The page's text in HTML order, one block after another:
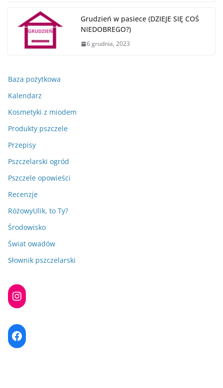
Grudzień w pasiece (DZIEJE SIĘ COŚ
NIEDOBREGO?)
6 grudnia, 2023
Baza pożytkowa
Kalendarz
Kosmetyki z miodem
Produkty pszczele
Przepisy
Pszczelarski ogród
Pszczele opowieści
Recenzje
RóżowyUlik, to Ty?
Środowisko
Świat owadów
Słownik pszczelarski
Instagram
Facebook